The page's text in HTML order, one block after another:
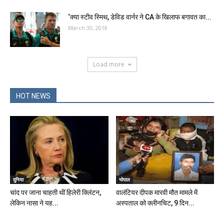
‘क्या स्टीव स्मिथ, डेविड वार्नर ने CA के खिलाफ बगावत का...
March 30, 2018
Load more
HOT NEWS
दुनिया
चांद पर जाना चाहती थीं हिलेरी क्लिंटन,
लेकिन नासा ने यह...
भोपाल
वालंटियर दीपक मारवी मौत मामले में
अस्पताल को क्लीनचिट, 9 दिन...